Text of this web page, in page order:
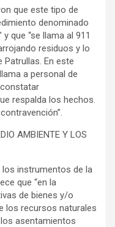
que este tipo de
denominado
que “se llama al 911
residuos y lo
En este
a personal de
respalda los hechos.
AMBIENTE Y LOS
instrumentos de la
que “en la
de bienes y/o
los recursos naturales
asentamientos